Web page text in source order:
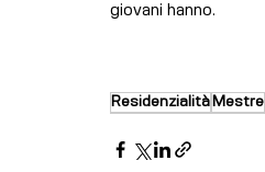
giovani hanno.
Residenzialità Mestre